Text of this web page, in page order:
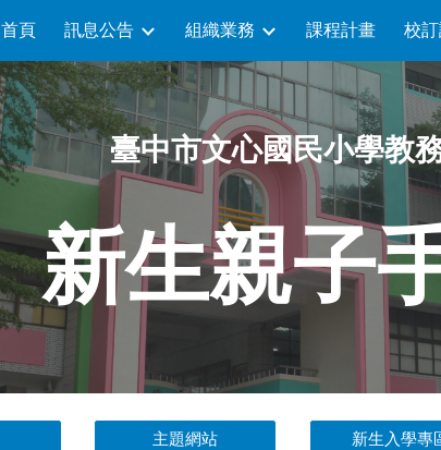
Skip to main content
首頁 訊息公告 組織業務 課程計畫 校
臺中市文心國民小學教
新生親子
主題網站 新生入學專